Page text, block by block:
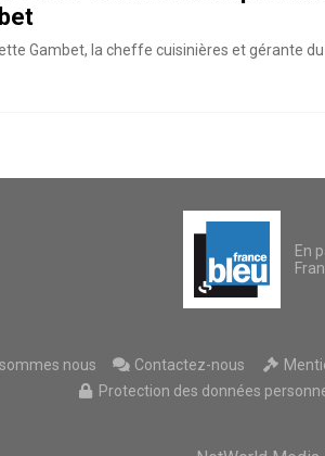
Gambet, la cheffe cuisinières et gérante
En
nous Contactez-nous
Protection des données